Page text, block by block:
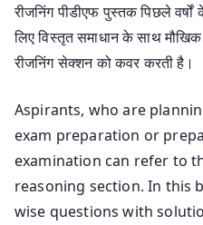
रीजनिंग पीडीएफ पुस्तक पिछले
लिए विस्तृत समाधान के साथ
रीजनिंग सेक्शन को कवर करती है।
Aspirants, who are
exam preparation or
examination can refer to
reasoning section. In this
wise questions with